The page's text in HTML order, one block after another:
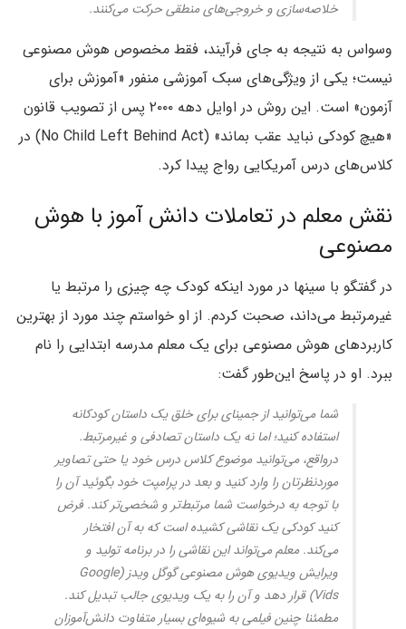
خلاصه‌سازی و خروجی‌های منطقی حرکت می‌کنند.
وسواس به نتیجه به جای فرآیند، فقط مخصوص هوش مصنوعی
نیست؛ یکی از ویژگی‌های سبک آموزشی منفور «آموزش برای
آزمون» است. این روش در اوایل دهه ۲۰۰۰ پس از تصویب قانون
«هیچ کودکی نباید عقب بماند» (No Child Left Behind Act) در
کلاس‌های درس آمریکایی رواج پیدا کرد.
نقش معلم در تعاملات دانش آموز با هوش
مصنوعی
در گفتگو با سینها در مورد اینکه کودک چه چیزی را مرتبط یا
غیرمرتبط می‌داند، صحبت کردم. از او خواستم چند مورد از بهترین
کاربردهای هوش مصنوعی برای یک معلم مدرسه‌ ابتدایی را نام
ببرد. او در پاسخ این‌طور گفت:
شما می‌توانید از جمینای برای خلق یک داستان کودکانه
استفاده کنید؛ اما نه یک داستان تصادفی و غیرمرتبط.
درواقع، می‌توانید موضوع کلاس درس خود یا حتی تصاویر
موردنظرتان را وارد کنید و بعد در پرامپت خود بگوئید آن را
با توجه به درخواست شما مرتبط‌تر و شخصی‌تر کند. فرض
کنید کودکی یک نقاشی کشیده است که به آن افتخار
می‌کند. معلم می‌تواند این نقاشی را در برنامه‌ تولید و
ویرایش ویدیوی هوش مصنوعی گوگل ویدز (Google
Vids) قرار دهد و آن را به یک ویدیوی جالب تبدیل کند.
مطمئنا چنین فیلمی به شیوه‌ای بسیار متفاوت دانش‌آموزان